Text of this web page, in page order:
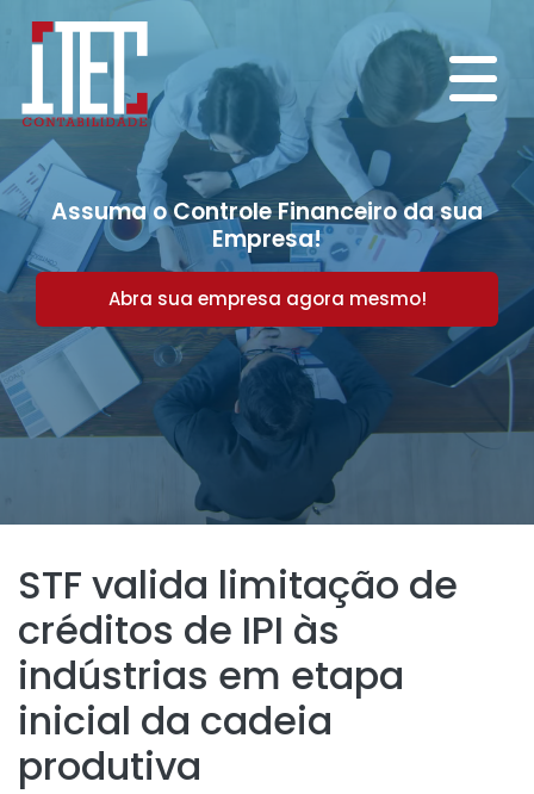
Assuma o Controle Financeiro da sua
Empresa!
Abra sua empresa agora mesmo!
STF valida limitação de
créditos de IPI às
indústrias em etapa
inicial da cadeia
produtiva